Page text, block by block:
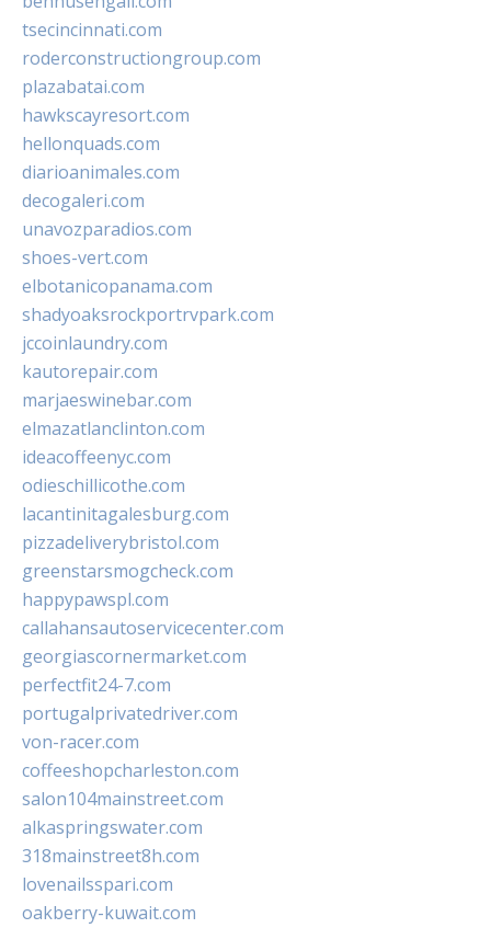
tsecincinnati.com
roderconstructiongroup.com
plazabatai.com
hawkscayresort.com
hellonquads.com
diarioanimales.com
decogaleri.com
unavozparadios.com
shoes-vert.com
elbotanicopanama.com
shadyoaksrockportrvpark.com
jccoinlaundry.com
kautorepair.com
marjaeswinebar.com
elmazatlanclinton.com
ideacoffeenyc.com
odieschillicothe.com
lacantinitagalesburg.com
pizzadeliverybristol.com
greenstarsmogcheck.com
happypawspl.com
callahansautoservicecenter.com
georgiascornermarket.com
perfectfit24-7.com
portugalprivatedriver.com
von-racer.com
coffeeshopcharleston.com
salon104mainstreet.com
alkaspringswater.com
318mainstreet8h.com
lovenailsspari.com
oakberry-kuwait.com